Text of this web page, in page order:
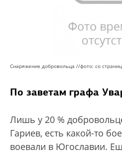
Снаряжение добровольца //фото: со
По заветам графа
Лишь у 20 %
Гариев, есть какой-то
воевали в Югославии.